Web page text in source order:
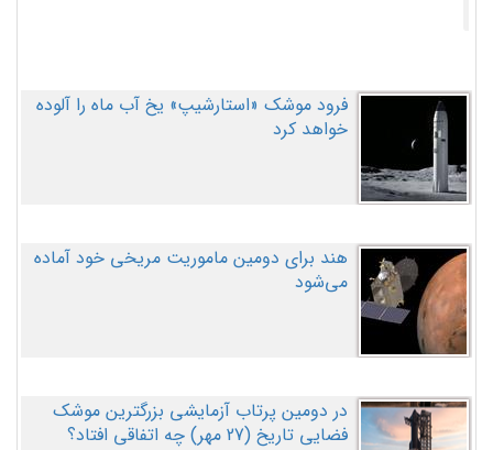
فرود موشک «استارشیپ» یخ آب ماه را آلوده
خواهد کرد
هند برای دومین ماموریت مریخی خود آماده
می‌شود
در دومین پرتاب آزمایشی بزرگترین موشک
فضایی تاریخ (27 مهر‌) چه اتفاقی افتاد؟